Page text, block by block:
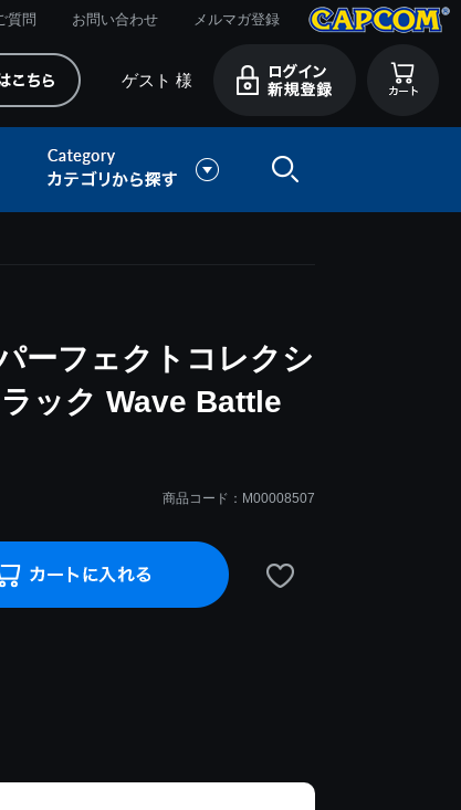
質問 お問い合わせ メルマガ登録
ゲスト 様
ーフェクトコレクシ
ック Wave Battle
商品コード：M00008507